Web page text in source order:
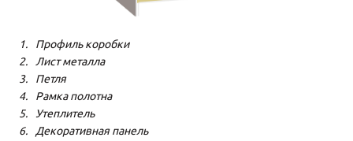
Профиль коробки
Лист металла
Петля
Рамка полотна
Утеплитель
Декоративная панель